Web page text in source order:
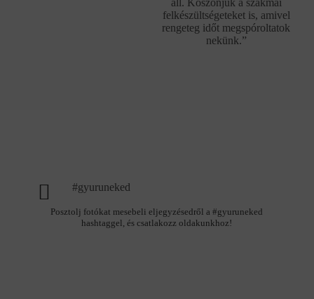
áll. Köszönjük a szakmai
felkészültségeteket is, amivel
rengeteg időt megspóroltatok
nekünk.”
#gyuruneked
Posztolj fotókat mesebeli eljegyzésedről a #gyuruneked
hashtaggel, és csatlakozz oldakunkhoz!